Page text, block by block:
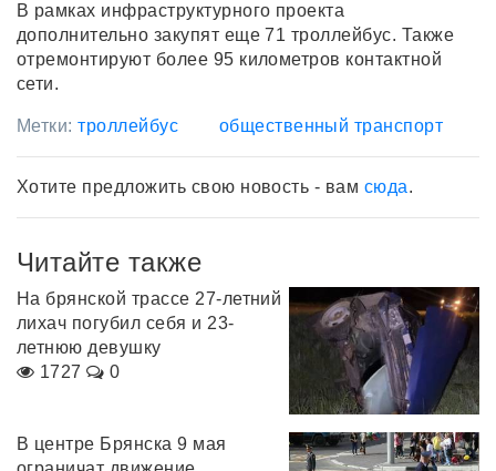
В рамках инфраструктурного проекта
дополнительно закупят еще 71 троллейбус. Также
отремонтируют более 95 километров контактной
сети.
Метки:троллейбус общественный транспорт
Хотите предложить свою новость - вам сюда.
Читайте также
На брянской трассе 27-летний
лихач погубил себя и 23-
летнюю девушку
1727
0
В центре Брянска 9 мая